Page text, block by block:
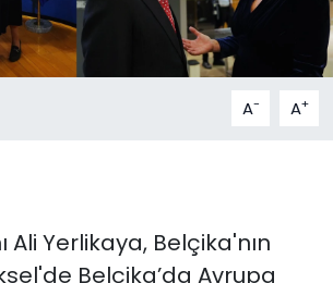
A- A+
Ali Yerlikaya, Belçika'nın
Belçika’da Avrupa